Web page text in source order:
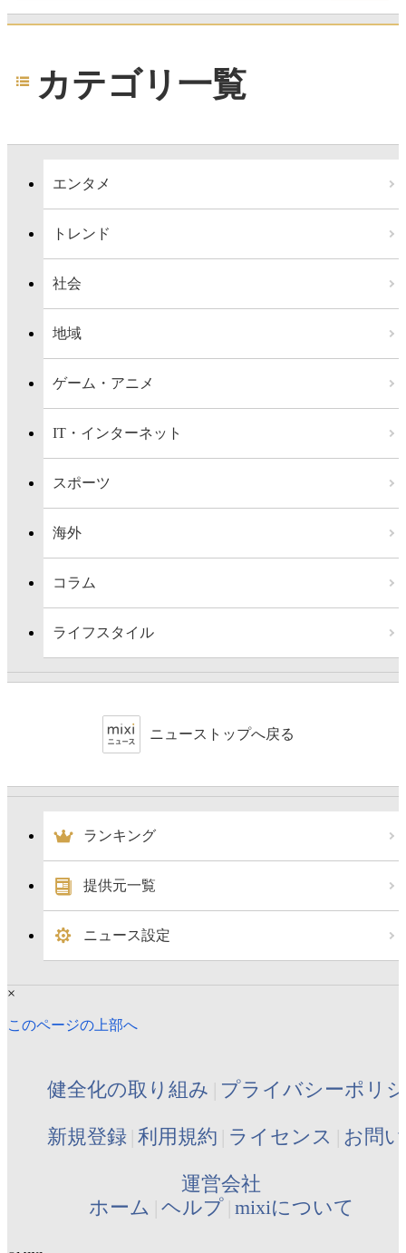
カテゴリ一覧
エンタメ
トレンド
社会
地域
ゲーム・アニメ
IT・インターネット
スポーツ
海外
コラム
ライフスタイル
ニューストップへ戻る
ランキング
提供元一覧
ニュース設定
×
このページの上部へ
健全化の取り組み プライバシーポリ
新規登録 利用規約 ライセンス お問
運営会社
ホーム ヘルプ mixiについて